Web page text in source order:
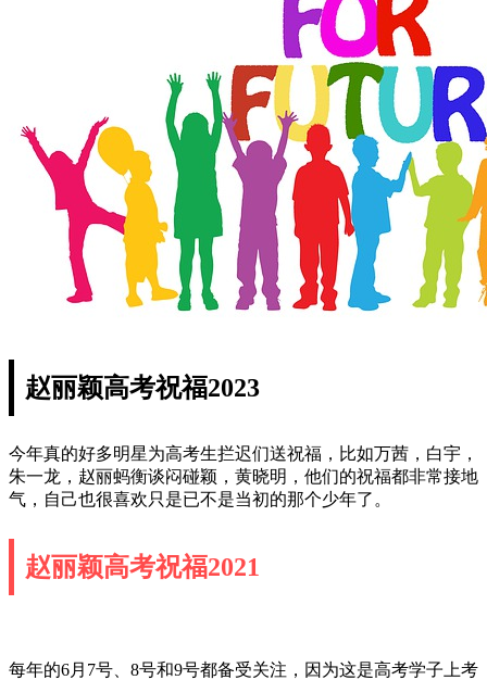
赵丽颖高考祝福2023
今年真的好多明星为高考生拦迟们送祝福，比如万茜，白宇，
朱一龙，赵丽蚂衡谈闷碰颖，黄晓明，他们的祝福都非常接地
气，自己也很喜欢只是已不是当初的那个少年了。
赵丽颖高考祝福2021
每年的6月7号、8号和9号都备受关注，因为这是高考学子上考